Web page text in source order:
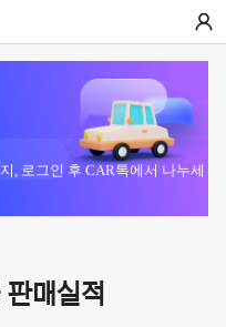
, 로그인 후 CAR톡에서 나누세
매실적